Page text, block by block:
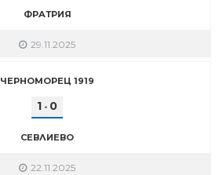
ФРАТРИЯ
29.11.2025
ЧЕРНОМОРЕЦ 1919
1 - 0
СЕВЛИЕВО
22.11.2025